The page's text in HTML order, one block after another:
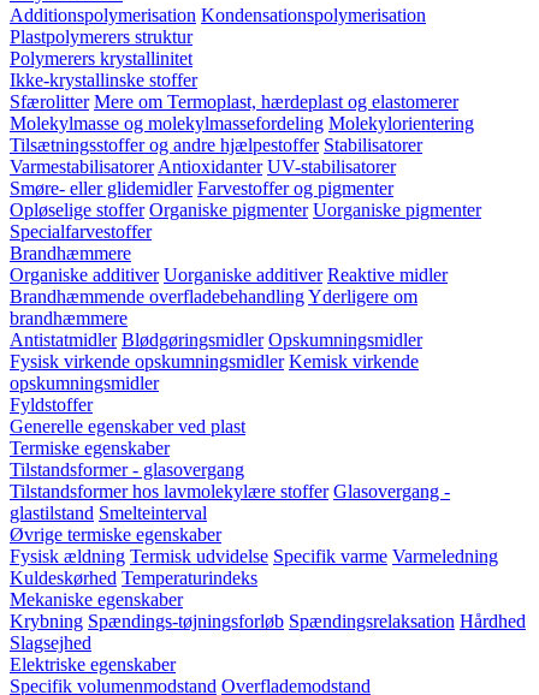
Additionspolymerisation Kondensationspolymerisation
Plastpolymerers struktur
Polymerers krystallinitet
Ikke-krystallinske stoffer
Sfærolitter Mere om Termoplast, hærdeplast og elastomerer
Molekylmasse og molekylmassefordeling Molekylorientering
Tilsætningsstoffer og andre hjælpestoffer Stabilisatorer
Varmestabilisatorer Antioxidanter UV-stabilisatorer
Smøre- eller glidemidler Farvestoffer og pigmenter
Opløselige stoffer Organiske pigmenter Uorganiske pigmenter
Specialfarvestoffer
Brandhæmmere
Organiske additiver Uorganiske additiver Reaktive midler
Brandhæmmende overfladebehandlingYderligere om
brandhæmmere
Antistatmidler Blødgøringsmidler Opskumningsmidler
Fysisk virkende opskumningsmidler Kemisk virkende
opskumningsmidler
Fyldstoffer
Generelle egenskaber ved plast
Termiske egenskaber
Tilstandsformer - glasovergang
Tilstandsformer hos lavmolekylære stoffer Glasovergang -
glastilstand Smelteinterval
Øvrige termiske egenskaber
Fysisk ældning Termisk udvidelse Specifik varme Varmeledning
Kuldeskørhed Temperaturindeks
Mekaniske egenskaber
Krybning Spændings-tøjningsforløb Spændingsrelaksation Hårdhed
Slagsejhed
Elektriske egenskaber
Specifik volumenmodstand Overflademodstand